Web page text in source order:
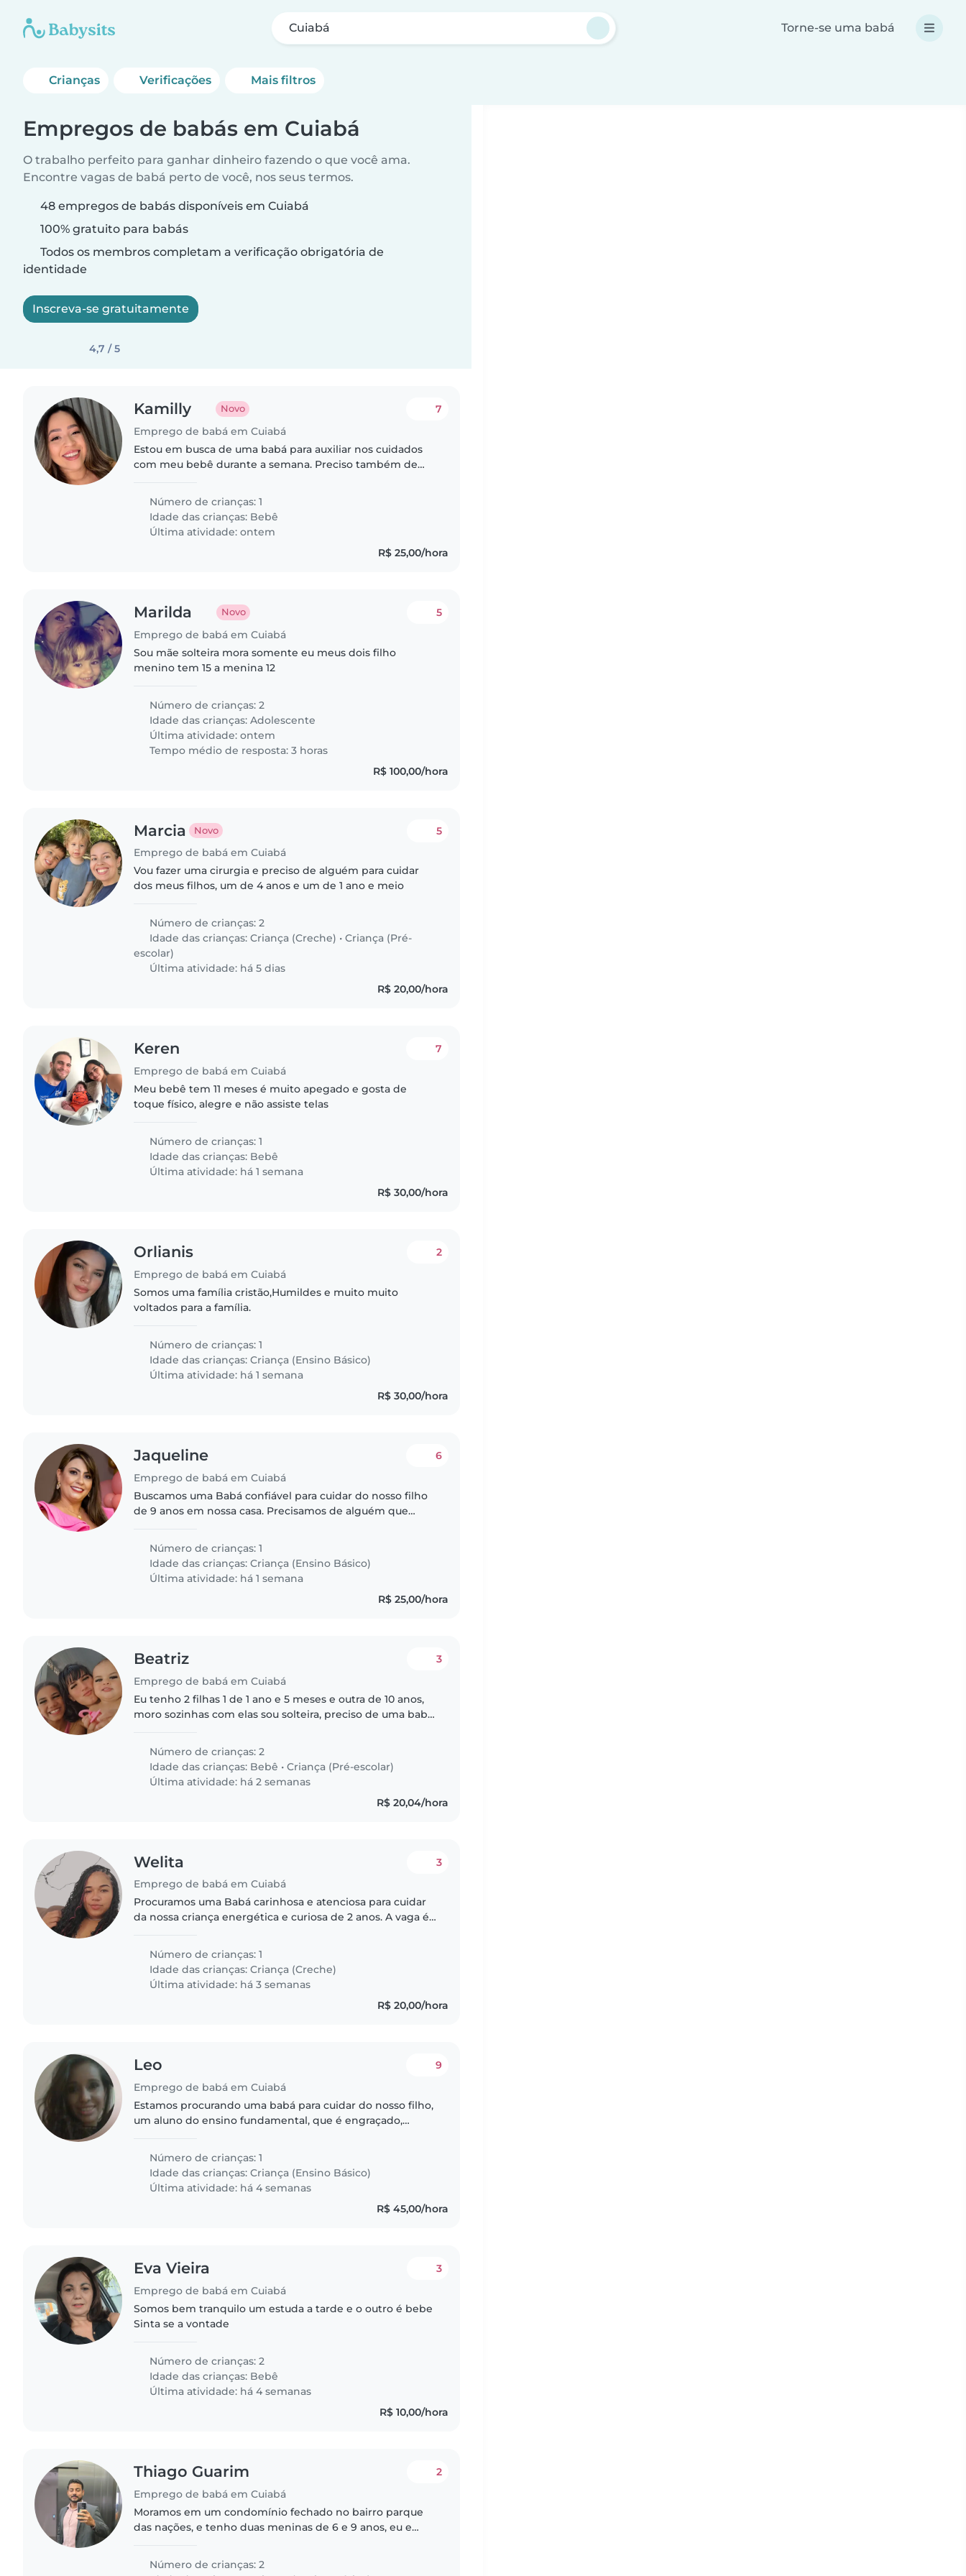
Cuiabá Torne-se uma babá
Crianças Verificações Mais filtros
Empregos de babás em Cuiabá
O trabalho perfeito para ganhar dinheiro fazendo o que você ama.
Encontre vagas de babá perto de você, nos seus termos.
48 empregos de babás disponíveis em Cuiabá
100% gratuito para babás
Todos os membros completam a verificação obrigatória de
identidade
Inscreva-se gratuitamente
4,7 / 5
Kamilly Novo
Emprego de babá em Cuiabá
7
Estou em busca de uma babá para auxiliar nos cuidados
com meu bebê durante a semana. Preciso também de
confiança para eu trabalhar..
Número de crianças: 1
Idade das crianças: Bebê
Última atividade: ontem
R$ 25,00/hora
Marilda Novo
Emprego de babá em Cuiabá
5
Sou mãe solteira mora somente eu meus dois filho
menino tem 15 a menina 12
Número de crianças: 2
Idade das crianças:Adolescente
Última atividade: ontem
Tempo médio de resposta: 3 horas
R$ 100,00/hora
Marcia Novo
Emprego de babá em Cuiabá
5
Vou fazer uma cirurgia e preciso de alguém para cuidar
dos meus filhos, um de 4 anos e um de 1 ano e meio
Número de crianças: 2
Idade das crianças:Criança (Creche) •Criança (Pré-
escolar)
Última atividade: há 5 dias
R$ 20,00/hora
Keren
Emprego de babá em Cuiabá
7
Meu bebê tem 11 meses é muito apegado e gosta de
toque físico, alegre e não assiste telas
Número de crianças: 1
Idade das crianças: Bebê
Última atividade: há 1 semana
R$ 30,00/hora
Orlianis
Emprego de babá em Cuiabá
2
Somos uma família cristão,Humildes e muito muito
voltados para a família.
Número de crianças: 1
Idade das crianças:Criança (Ensino Básico)
Última atividade: há 1 semana
R$ 30,00/hora
Jaqueline
Emprego de babá em Cuiabá
6
Buscamos uma Babá confiável para cuidar do nosso filho
de 9 anos em nossa casa. Precisamos de alguém que
escolares. Perfil..
Número de crianças: 1
Idade das crianças:Criança (Ensino Básico)
Última atividade: há 1 semana
R$ 25,00/hora
Beatriz
Emprego de babá em Cuiabá
3
Eu tenho 2 filhas 1 de 1 ano e 5 meses e outra de 10 anos,
moro sozinhas com elas sou solteira, preciso de uma baba
Número de crianças: 2
Idade das crianças: Bebê •Criança (Pré-escolar)
Última atividade: há 2 semanas
R$ 20,04/hora
Welita
Emprego de babá em Cuiabá
3
Procuramos uma Babá carinhosa e atenciosa para cuidar
da nossa criança energética e curiosa de 2 anos. A vaga é
acolhedor e familiar.
Número de crianças: 1
Idade das crianças:Criança (Creche)
Última atividade: há 3 semanas
R$ 20,00/hora
Leo
Emprego de babá em Cuiabá
9
Estamos procurando uma babá para cuidar do nosso filho,
um aluno do ensino fundamental, que é engraçado,
estimação, então precisamos..
Número de crianças: 1
Idade das crianças:Criança (Ensino Básico)
Última atividade: há 4 semanas
R$ 45,00/hora
Eva Vieira
Emprego de babá em Cuiabá
3
Somos bem tranquilo um estuda a tarde e o outro é bebe
Sinta se a vontade
Número de crianças: 2
Idade das crianças: Bebê
Última atividade: há 4 semanas
R$ 10,00/hora
Thiago Guarim
Emprego de babá em Cuiabá
2
Moramos em um condomínio fechado no bairro parque
das nações, e tenho duas meninas de 6 e 9 anos, eu e
auxílio apenas na parte da..
Número de crianças: 2